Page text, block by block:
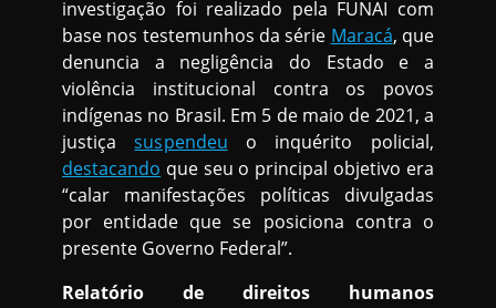
investigação foi realizado pela FUNAI com
base nos testemunhos da série Maracá, que
denuncia a negligência do Estado e a
violência institucional contra os povos
indígenas no Brasil. Em 5 de maio de 2021, a
justiçasuspendeu o inquérito policial,
destacando que seu o principal objetivo era
“calar manifestações políticas divulgadas
por entidade que se posiciona contra o
presente Governo Federal”.
Relatório de direitos humanos